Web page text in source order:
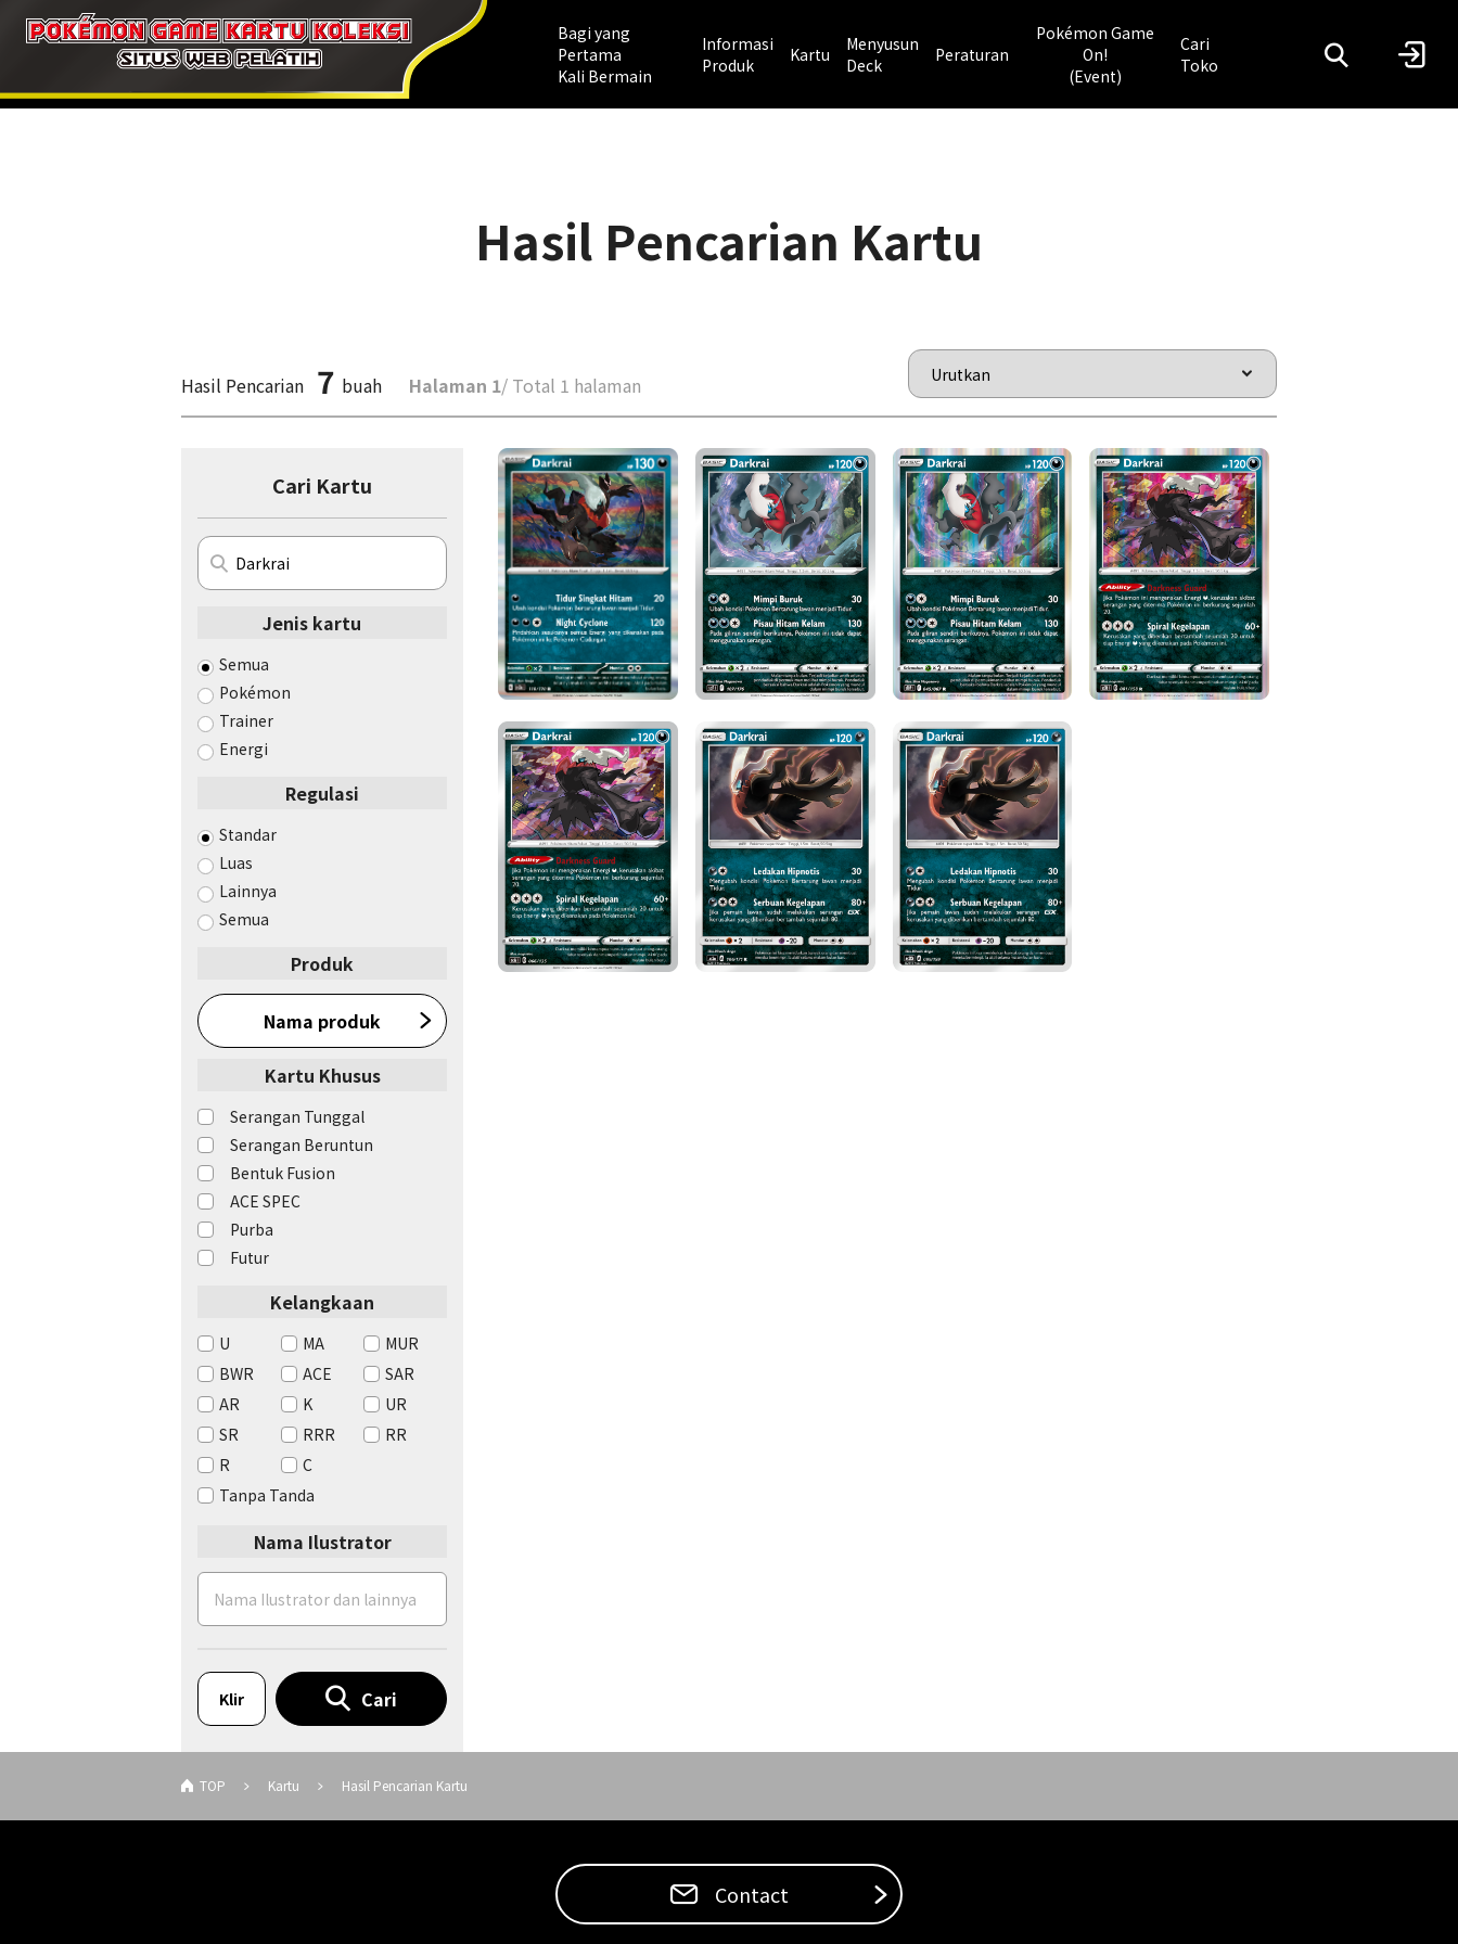
Bagi yang
Pertama
Kali Bermain
Informasi
Produk
Kartu
Menyusun
Deck
Peraturan
Pokémon Game
On!
(Event)
Cari
Toko
Hasil Pencarian Kartu
Hasil Pencarian 7 buah Halaman 1/ Total 1 halaman
Cari Kartu
Jenis kartu
Semua
Pokémon
Trainer
Energi
Regulasi
Standar
Luas
Lainnya
Semua
Produk
Nama produk
Kartu Khusus
Serangan Tunggal
Serangan Beruntun
Bentuk Fusion
ACE SPEC
Purba
Futur
Kelangkaan
U MA
MUR
BWR
ACE
SAR
AR
K
UR
SR
RRR
RR
R
C
Tanpa Tanda
Nama Ilustrator
Klir Cari
TOP Kartu Hasil Pencarian Kartu
Contact